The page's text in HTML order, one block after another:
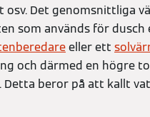
Det genomsnittliga
som används för dusch
eller ett
och därmed en högre
Detta beror på att kallt